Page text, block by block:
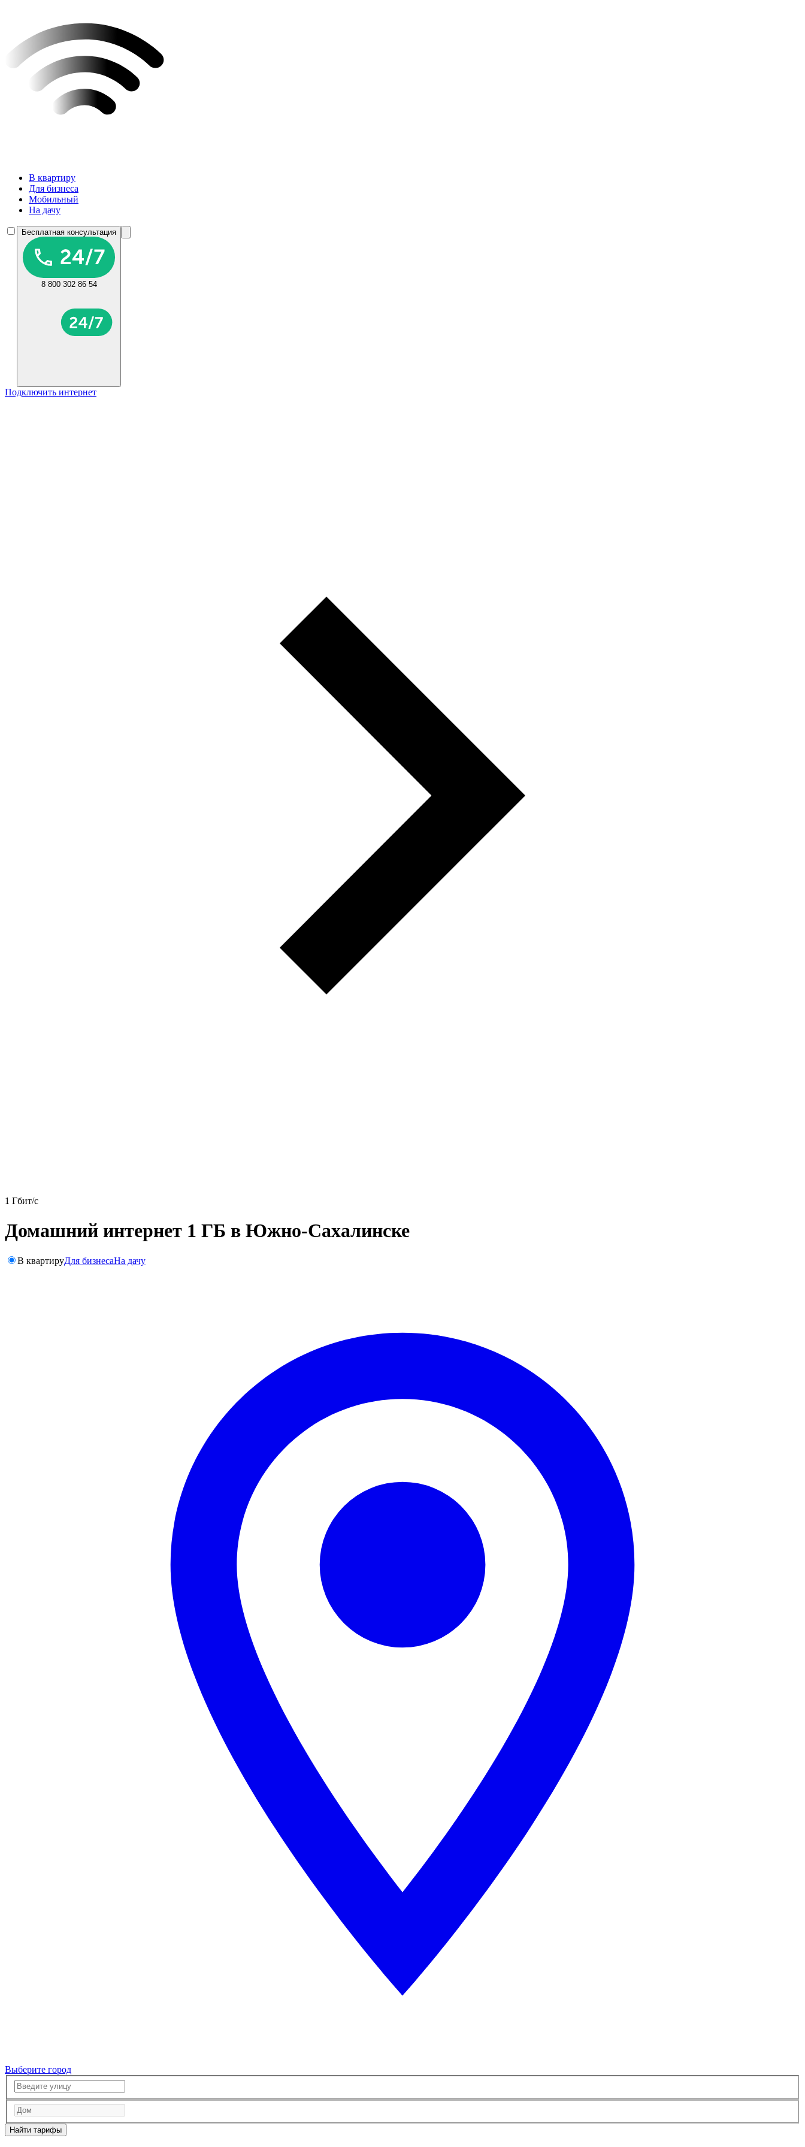
В квартиру
Для бизнеса
Мобильный
На дачу
Бесплатная консультация
8 800 302 86 54
Подключить интернет
1 Гбит/с
Домашний интернет 1 ГБ в Южно-Сахалинске
В квартируДля бизнесаНа дачу
Выберите город
Найти тарифы